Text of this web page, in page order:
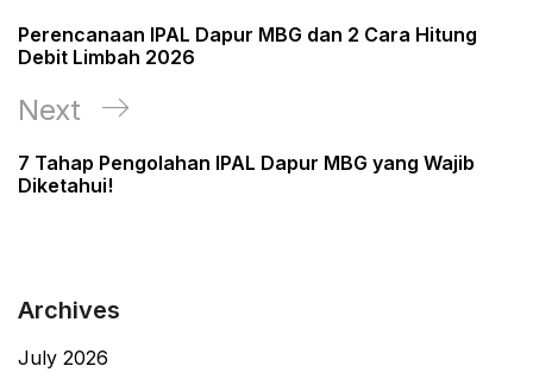
Post
Perencanaan IPAL Dapur MBG dan 2 Cara Hitung
Debit Limbah 2026
Next
Post
Next
7 Tahap Pengolahan IPAL Dapur MBG yang Wajib
Diketahui!
Archives
July 2026